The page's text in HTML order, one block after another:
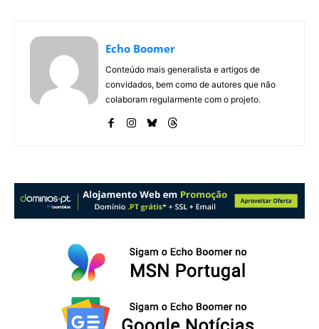
Echo Boomer
Conteúdo mais generalista e artigos de
convidados, bem como de autores que não
colaboram regularmente com o projeto.